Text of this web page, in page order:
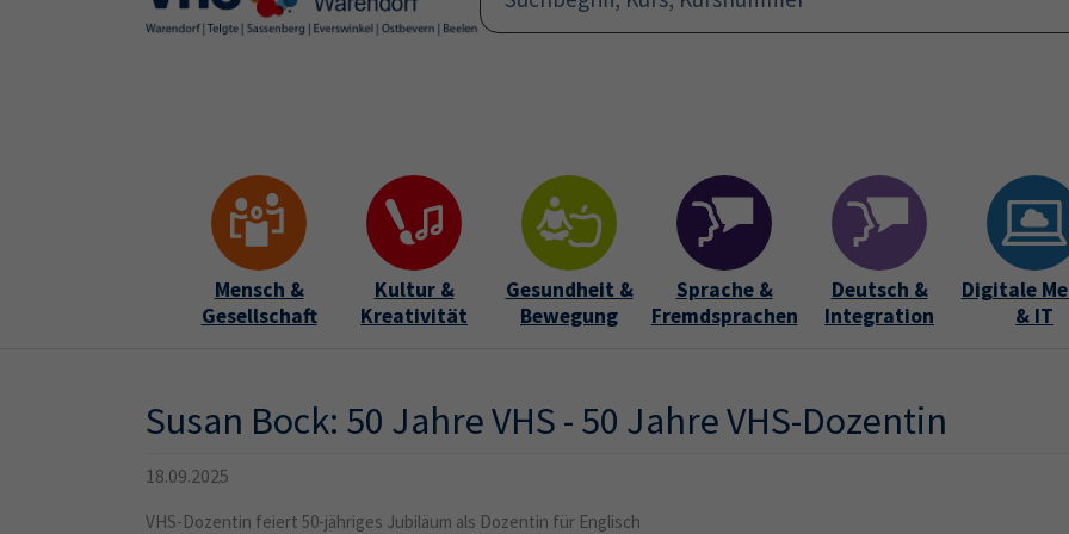
Skip to main content
Skip to page footer
Mensch &
Gesellschaft
Kultur &
Kreativität
Gesundheit &
Bewegung
Sprache &
Fremdsprachen
Deutsch &
Integration
Digitale
& IT
Susan Bock: 50 Jahre VHS - 50 Jahre VHS-Dozentin
18.09.2025
VHS-Dozentin feiert 50-jähriges Jubiläum als Dozentin für Englisch